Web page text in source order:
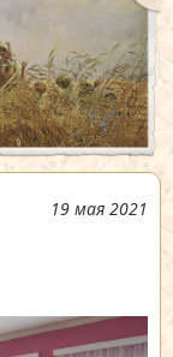
19 мая 2021